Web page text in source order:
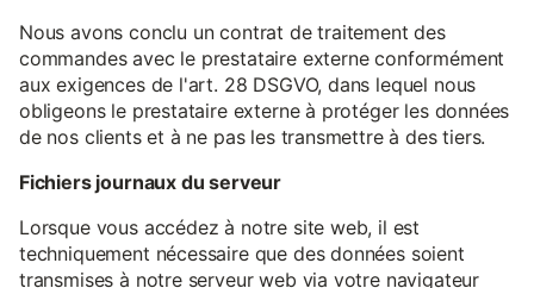
Nous avons conclu un contrat de traitement des
commandes avec le prestataire externe conformément
aux exigences de l'art. 28 DSGVO, dans lequel nous
obligeons le prestataire externe à protéger les données
de nos clients et à ne pas les transmettre à des tiers.
Fichiers journaux du serveur
Lorsque vous accédez à notre site web, il est
techniquement nécessaire que des données soient
transmises à notre serveur web via votre navigateur